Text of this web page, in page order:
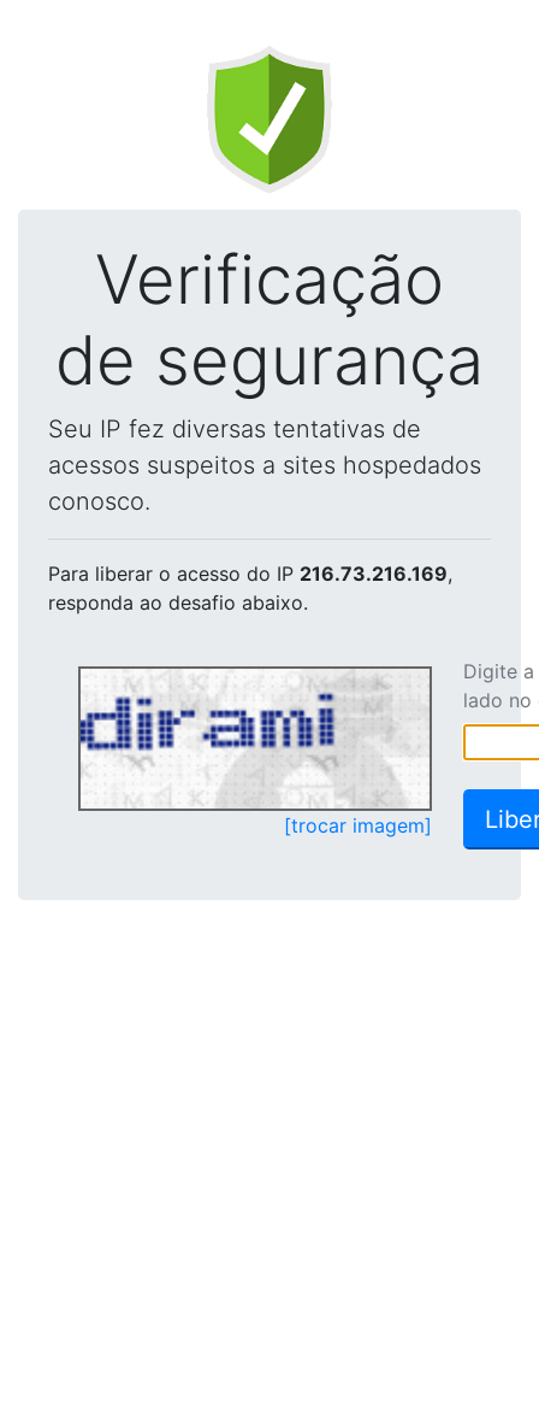
Verificação
de segurança
Seu IP fez diversas tentativas de
acessos suspeitos a sites hospedados
conosco.
Para liberar o acesso do IP 216.73.216.169,
responda ao desafio abaixo.
[trocar imagem]
Digite
lado no